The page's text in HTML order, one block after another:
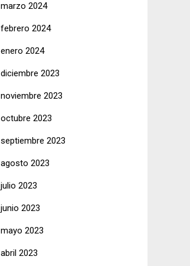
marzo 2024
febrero 2024
enero 2024
diciembre 2023
noviembre 2023
octubre 2023
septiembre 2023
agosto 2023
julio 2023
junio 2023
mayo 2023
abril 2023